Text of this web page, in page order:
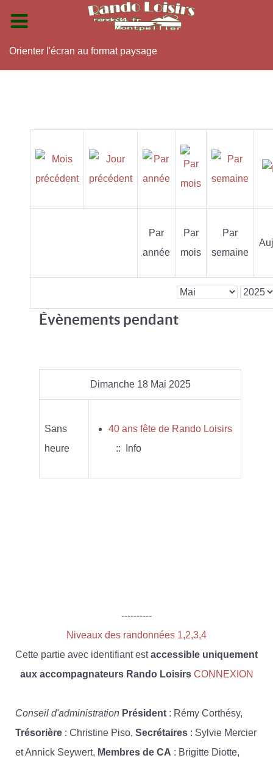
Orienter l'écran au format paysage
Par
année
Par
mois
Par
semaine
Évènements pendant
Dimanche 18 Mai 2025
Sans
heure
40 ans fête de Rando Loisirs
:: Info
----------
Niveaux des randonnées 1,2,3,4
Cette partie avec identifiant estaccessible uniquement
aux accompagnateurs Rando Loisirs CONNEXION
Conseil d'administration Président : Rémy Corthésy,
Trésorière : Christine Piso, Secrétaires : Sylvie Mercier
et Annick Seywert, Membres de CA : Brigitte Diotte,